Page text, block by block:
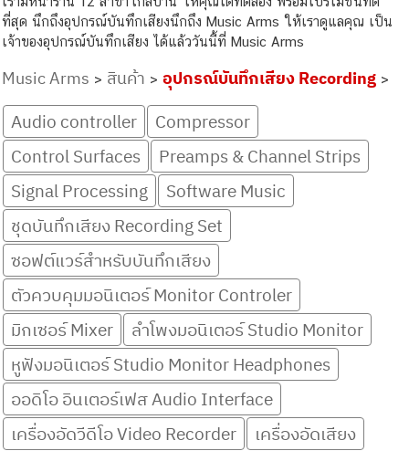
ที่สุด นึกถึงอุปกรณ์บันทึกเสียงนึกถึง Music Arms ให้เราดูแลคุณ เป็น
เจ้าของอุปกรณ์บันทึกเสียง ได้แล้ววันนี้ที่ Music Arms
Music Arms > สินค้า > อุปกรณ์บันทึกเสียง Recording>
Audio controller
Compressor
Control Surfaces
Preamps & Channel Strips
Signal Processing
Software Music
ชุดบันทึกเสียง Recording Set
ซอฟต์แวร์สำหรับบันทึกเสียง
ตัวควบคุมมอนิเตอร์ Monitor Controler
มิกเซอร์ Mixer
ลำโพงมอนิเตอร์ Studio Monitor
หูฟังมอนิเตอร์ Studio Monitor Headphones
ออดิโอ อินเตอร์เฟส Audio Interface
เครื่องอัดวีดีโอ Video Recorder
เครื่องอัดเสียง